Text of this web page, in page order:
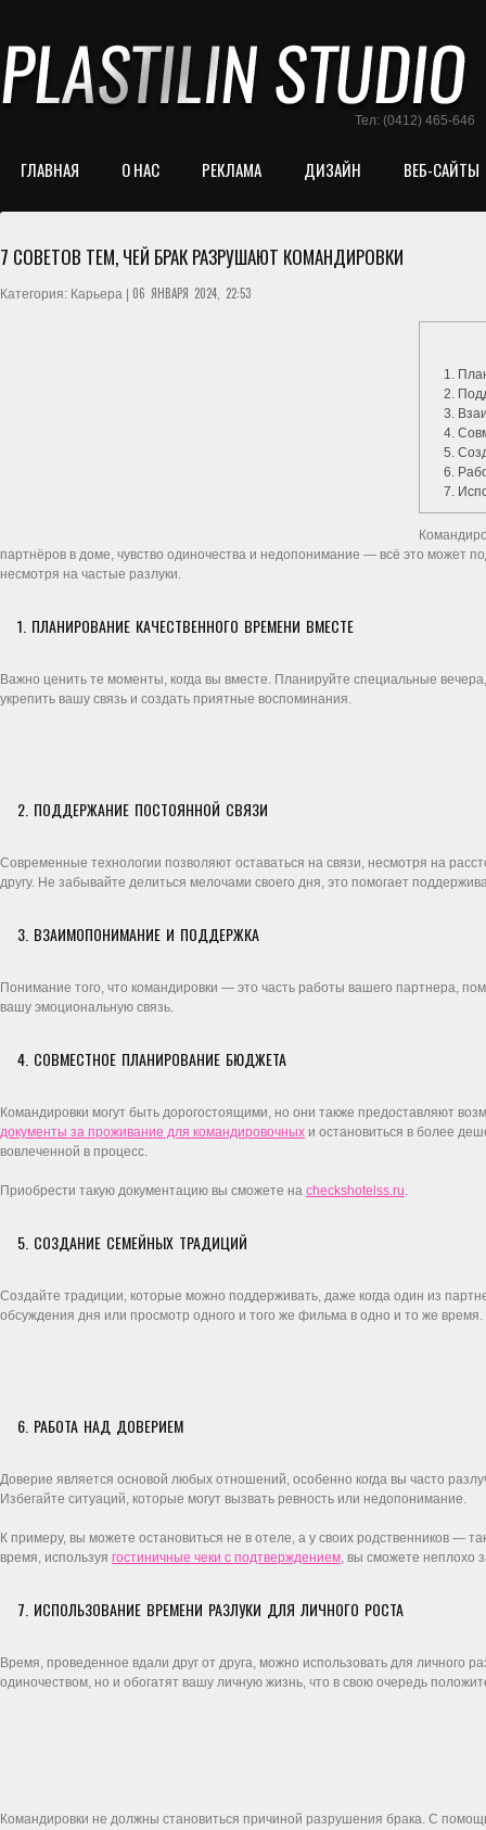
Тел: (0412) 465-646
ГЛАВНАЯ О НАС РЕКЛАМА ДИЗАЙН ВЕБ-САЙТЫ
7 СОВЕТОВ ТЕМ, ЧЕЙ БРАК РАЗРУШАЮТ КОМАНДИРОВКИ
Категория: Карьера | 06 ЯНВАРЯ 2024, 22:53
1.
2.
3.
4.
5.
6.
7.
партнёров в доме, чувство одиночества и недопонимание — всё это может
несмотря на частые разлуки.
1. ПЛАНИРОВАНИЕ КАЧЕСТВЕННОГО ВРЕМЕНИ ВМЕСТЕ
Важно ценить те моменты, когда вы вместе. Планируйте специальные
укрепить вашу связь и создать приятные воспоминания.
2. ПОДДЕРЖАНИЕ ПОСТОЯННОЙ СВЯЗИ
Современные технологии позволяют оставаться на связи, несмотря на
другу. Не забывайте делиться мелочами своего дня, это помогает
3. ВЗАИМОПОНИМАНИЕ И ПОДДЕРЖКА
Понимание того, что командировки — это часть работы вашего партнера,
вашу эмоциональную связь.
4. СОВМЕСТНОЕ ПЛАНИРОВАНИЕ БЮДЖЕТА
Командировки могут быть дорогостоящими, но они также предоставляют
документы за проживание для командировочных и остановиться в более
вовлеченной в процесс.
Приобрести такую документацию вы сможете на checkshotelss.ru.
5. СОЗДАНИЕ СЕМЕЙНЫХ ТРАДИЦИЙ
Создайте традиции, которые можно поддерживать, даже когда один из
обсуждения дня или просмотр одного и того же фильма в одно и то же время.
6. РАБОТА НАД ДОВЕРИЕМ
Доверие является основой любых отношений, особенно когда вы часто
Избегайте ситуаций, которые могут вызвать ревность или недопонимание.
К примеру, вы можете остановиться не в отеле, а у своих родственников —
время, используя гостиничные чеки с подтверждением, вы сможете неплохо
7. ИСПОЛЬЗОВАНИЕ ВРЕМЕНИ РАЗЛУКИ ДЛЯ ЛИЧНОГО РОСТА
Время, проведенное вдали друг от друга, можно использовать для личного
одиночеством, но и обогатят вашу личную жизнь, что в свою очередь
Командировки не должны становиться причиной разрушения брака. С